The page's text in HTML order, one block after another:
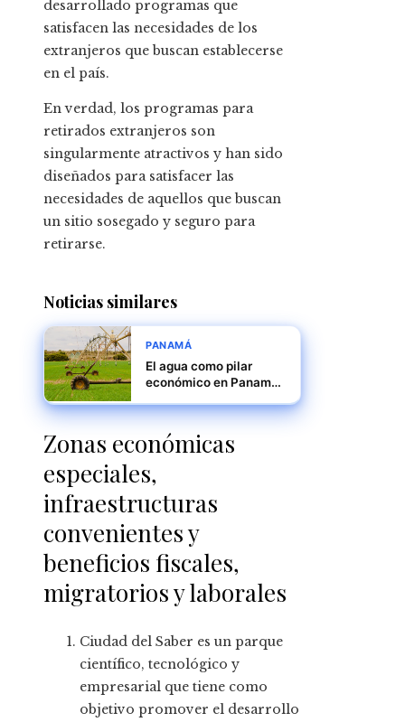
desarrollado programas que
satisfacen las necesidades de los
extranjeros que buscan establecerse
en el país.
En verdad, los programas para
retirados extranjeros son
singularmente atractivos y han sido
diseñados para satisfacer las
necesidades de aquellos que buscan
un sitio sosegado y seguro para
retirarse.
Noticias similares
PANAMÁ
El agua como pilar
económico en Panamá:
Zonas económicas
especiales,
infraestructuras
convenientes y
beneficios fiscales,
migratorios y laborales
Ciudad del Saber es un parque
científico, tecnológico y
empresarial que tiene como
objetivo promover el desarrollo